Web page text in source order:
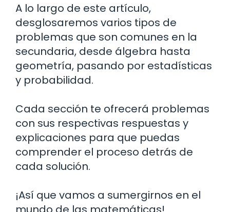
A lo largo de este artículo,
desglosaremos varios tipos de
problemas que son comunes en la
secundaria, desde álgebra hasta
geometría, pasando por estadísticas
y probabilidad.
Cada sección te ofrecerá problemas
con sus respectivas respuestas y
explicaciones para que puedas
comprender el proceso detrás de
cada solución.
¡Así que vamos a sumergirnos en el